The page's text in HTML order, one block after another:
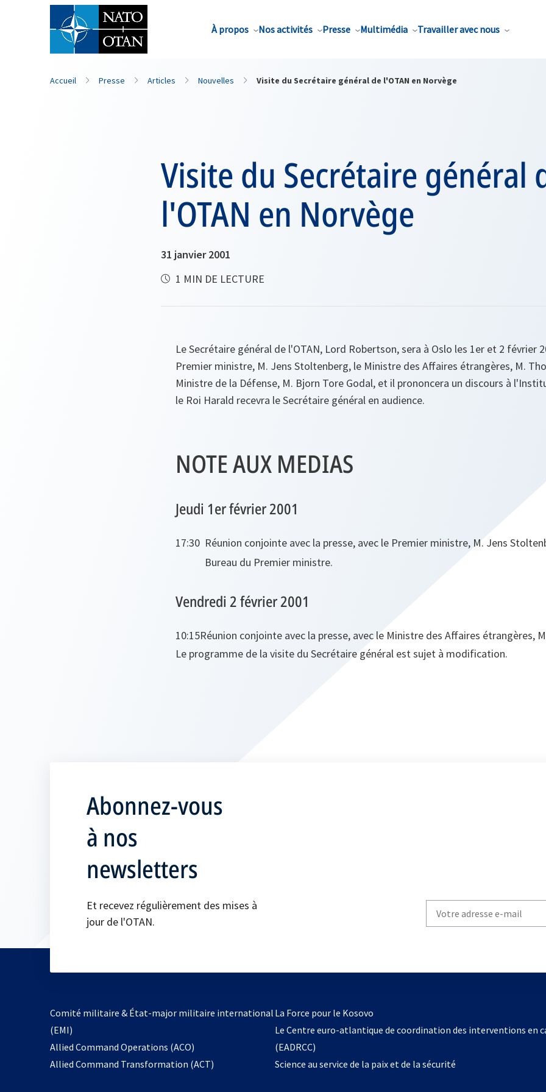
À propos Nos activités Presse Multimédia Travailler avec nous
Nom de famille*
Accueil Presse Articles Nouvelles Visite du Secrétaire général de l'OTAN en Norvège
Visite du Secrétaire général
l'OTAN en Norvège
31 janvier 2001
1 MIN DE LECTURE
Le Secrétaire général de l'OTAN, Lord Robertson, sera à Oslo les 1er et 2 février
Premier ministre, M. Jens Stoltenberg, le Ministre des Affaires étrangères, M.
Ministre de la Défense, M. Bjorn Tore Godal, et il prononcera un discours à
le Roi Harald recevra le Secrétaire général en audience.
NOTE AUX MEDIAS
Jeudi 1er février 2001
17:30 Réunion conjointe avec la presse, avec le Premier ministre, M. Jens
Bureau du Premier ministre.
Vendredi 2 février 2001
10:15Réunion conjointe avec la presse, avec le Ministre des Affaires étrangères,
Le programme de la visite du Secrétaire général est sujet à modification.
Abonnez-vous
à nos
newsletters
Et recevez régulièrement des mises à
jour de l'OTAN.
Comité militaire & État-major militaire international
(EMI)
Allied Command Operations (ACO)
dans
Allied Command Transformation (ACT)
La Force pour le Kosovos’ouvre
dans
nouvel
Le Centre euro-atlantique de coordination des interventions en
(EADRCC)
Science au service de la paix et de la sécurité